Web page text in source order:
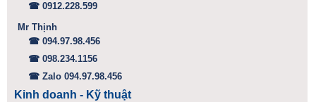
☎ 0912.228.599
Mr Thịnh
☎ 094.97.98.456
☎ 098.234.1156
☎ Zalo 094.97.98.456
Kinh doanh - Kỹ thuật